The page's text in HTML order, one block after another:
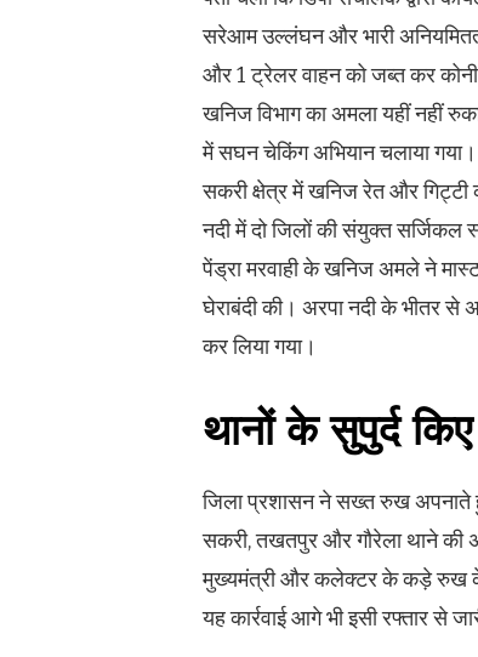
सरेआम उल्लंघन और भारी
और 1 ट्रेलर वाहन को जब्त कर
खनिज विभाग का अमला यहीं नहीं
में सघन चेकिंग अभियान चलाया गया।
सकरी क्षेत्र में खनिज रेत और गिट्टी
नदी में दो जिलों की संयुक्त सर्जिकल
पेंड्रा मरवाही के खनिज अमले ने
घेराबंदी की। अरपा नदी के भीतर
कर लिया गया।
थानों के सुपुर्द किए
जिला प्रशासन ने सख्त रुख अपनाते
सकरी, तखतपुर और गौरेला थाने की
मुख्यमंत्री और कलेक्टर के कड़े रुख के
यह कार्रवाई आगे भी इसी रफ्तार से